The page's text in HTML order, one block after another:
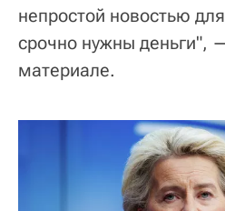
непростой новостью
срочно нужны деньги",
материале.